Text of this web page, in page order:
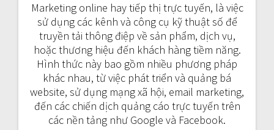
Marketing online hay tiếp thị trực tuyến, là việc
sử dụng các kênh và công cụ kỹ thuật số để
truyền tải thông điệp về sản phẩm, dịch vụ,
hoặc thương hiệu đến khách hàng tiềm năng.
Hình thức này bao gồm nhiều phương pháp
khác nhau, từ việc phát triển và quảng bá
website, sử dụng mạng xã hội, email marketing,
đến các chiến dịch quảng cáo trực tuyến trên
các nền tảng như Google và Facebook.